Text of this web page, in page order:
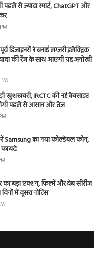
पहले से ज्यादा स्मार्ट, ChatGPT और
ने बनाई लग्जरी इलेक्ट्रिक
की रेंज के साथ आएगी यह अनोखी
खुशखबरी, IRCTC की नई वेबसाइट
पहले से आसान और तेज
Samsung का नया फोल्डेबल फोन,
का बड़ा एक्शन, फिल्में और वेब सीरीज
में दूसरा नोटिस